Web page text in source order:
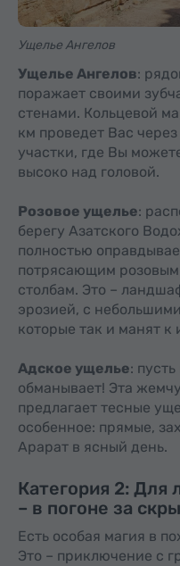
Ущелье Ангелов
Ущелье Ангелов:
поражает своими
стенами. Кольцевой
км проведет Вас
участки, где Вы
высоко над головой.
Розовое ущелье:
берегу Азатского
полностью
потрясающим
столбам. Это –
эрозией, с
которые так и манят к
Адское ущелье:
обманывает! Эта
предлагает тесные
особенное: прямые,
Арарат в ясный день.
Категория 2: Для
– в погоне за
Есть особая магия в
Это – приключение с